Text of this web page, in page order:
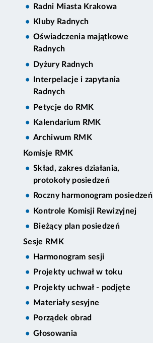
Radni Miasta Krakowa
Kluby Radnych
Oświadczenia majątkowe
Radnych
Dyżury Radnych
Interpelacje i zapytania
Radnych
Petycje do RMK
Kalendarium RMK
Archiwum RMK
Komisje RMK
Skład, zakres działania,
protokoły posiedzeń
Roczny harmonogram posiedzeń
Kontrole Komisji Rewizyjnej
Bieżący plan posiedzeń
Sesje RMK
Harmonogram sesji
Projekty uchwał w toku
Projekty uchwał - podjęte
Materiały sesyjne
Porządek obrad
Głosowania